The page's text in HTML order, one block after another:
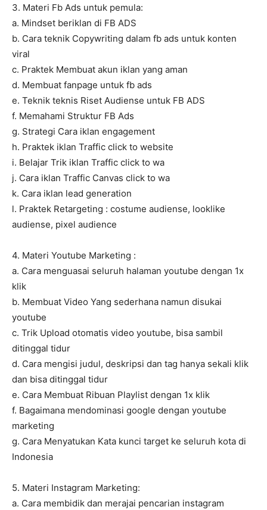
3. Materi Fb Ads untuk pemula:
a. Mindset beriklan di FB ADS
b. Cara teknik Copywriting dalam fb ads untuk konten
viral
c. Praktek Membuat akun iklan yang aman
d. Membuat fanpage untuk fb ads
e. Teknik teknis Riset Audiense untuk FB ADS
f. Memahami Struktur FB Ads
g. Strategi Cara iklan engagement
h. Praktek iklan Traffic click to website
i. Belajar Trik iklan Traffic click to wa
j. Cara iklan Traffic Canvas click to wa
k. Cara iklan lead generation
l. Praktek Retargeting : costume audiense, looklike
audiense, pixel audience
4. Materi Youtube Marketing :
a. Cara menguasai seluruh halaman youtube dengan 1x
klik
b. Membuat Video Yang sederhana namun disukai
youtube
c. Trik Upload otomatis video youtube, bisa sambil
ditinggal tidur
d. Cara mengisi judul, deskripsi dan tag hanya sekali klik
dan bisa ditinggal tidur
e. Cara Membuat Ribuan Playlist dengan 1x klik
f. Bagaimana mendominasi google dengan youtube
marketing
g. Cara Menyatukan Kata kunci target ke seluruh kota di
Indonesia
5. Materi Instagram Marketing:
a. Cara membidik dan merajai pencarian instagram